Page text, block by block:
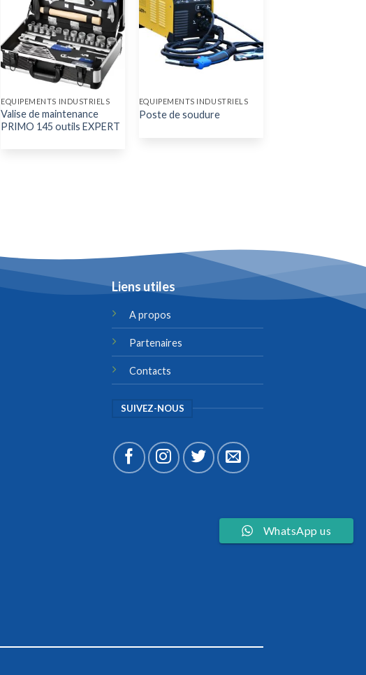
EQUIPEMENTS INDUSTRIELS
Valise de maintenance
PRIMO 145 outils EXPERT
EQUIPEMENTS INDUSTRIELS
Poste de soudure
Liens utiles
A propos
Partenaires
Contacts
SUIVEZ-NOUS
WhatsApp us